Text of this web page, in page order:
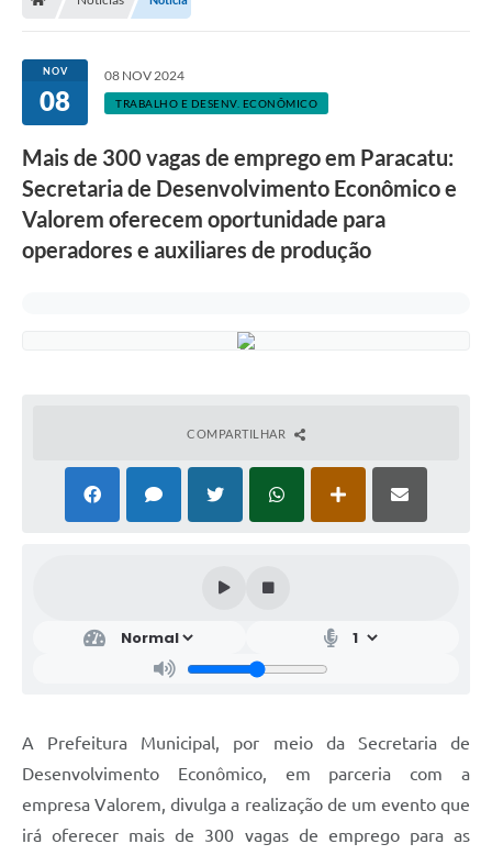
NOV
08
08 NOV 2024
TRABALHO E DESENV. ECONÔMICO
Mais de 300 vagas de emprego em Paracatu:
Secretaria de Desenvolvimento Econômico e
Valorem oferecem oportunidade para
operadores e auxiliares de produção
COMPARTILHAR
A Prefeitura Municipal, por meio da Secretaria de
Desenvolvimento Econômico, em parceria com a
empresa Valorem, divulga a realização de um evento que
irá oferecer mais de 300 vagas de emprego para as